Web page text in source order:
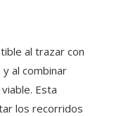
al trazar con
al combinar
Esta
los recorridos